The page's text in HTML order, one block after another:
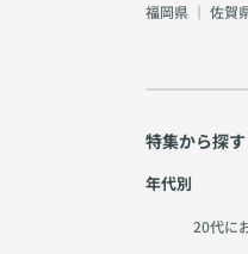
福岡県 ｜ 佐賀
特集から探す
年代別
20代に